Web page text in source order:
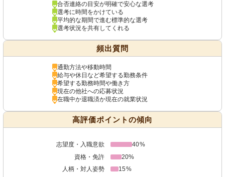
合否連絡の目安が明確で安心な選考
選考に時間をかけている
平均的な期間で進む標準的な選考
選考状況を共有してくれる
頻出質問
通勤方法や移動時間
給与や休日など希望する勤務条件
希望する勤務時間や働き方
現在の他社への応募状況
在職中か退職済か現在の就業状況
高評価ポイントの傾向
志望度・入職意欲
40%
資格・免許
20%
人柄・対人姿勢
15%